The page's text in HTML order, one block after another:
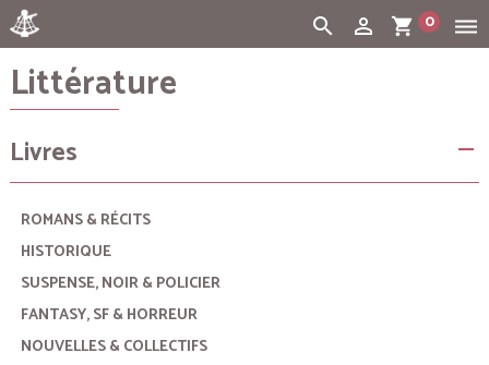
dehaze
shopping_cart 0
person_outline
search
Cart: (vide)
Littérature
Livres remove
ROMANS & RÉCITS
HISTORIQUE
SUSPENSE, NOIR & POLICIER
FANTASY, SF & HORREUR
NOUVELLES & COLLECTIFS